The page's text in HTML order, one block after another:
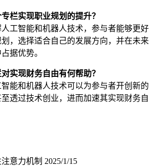
栏实现职业规划的提升？
工智能和机器人技术，参与者能够更好
，选择适合自己的发展方向，并在未来
据优势。
实现财务自由有何帮助？
能和机器人技术可以为参与者开创新的
透过技术创业，进而加速其实现财务自
意力机制 2025/1/15